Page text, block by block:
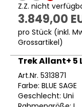
Z.Z. nicht
3.849,00
pro Stück (inkl.
Grossartikel)
Trek Allant+ 5
Art.Nr. 5313871
Farbe: BLUE SAGE
Geschlecht: Uni